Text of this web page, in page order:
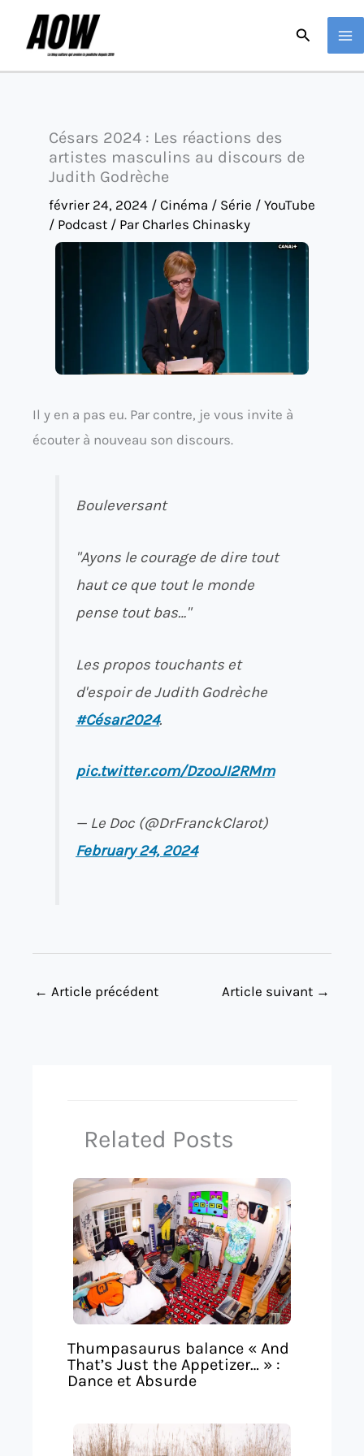
Césars 2024 : Les réactions des
artistes masculins au discours de
Judith Godrèche
février 24, 2024 / Cinéma / Série / YouTube
/ Podcast / ParCharles Chinasky
Il y en a pas eu. Par contre, je vous invite à
écouter à nouveau son discours.
Bouleversant
"Ayons le courage de dire tout
haut ce que tout le monde
pense tout bas…"
Les propos touchants et
d'espoir de Judith Godrèche
#César2024.
pic.twitter.com/DzooJI2RMm
— Le Doc (@DrFranckClarot)
February 24, 2024
← Article précédent Article suivant →
Related Posts
Thumpasaurus balance « And
That’s Just the Appetizer… » :
Dance et Absurde